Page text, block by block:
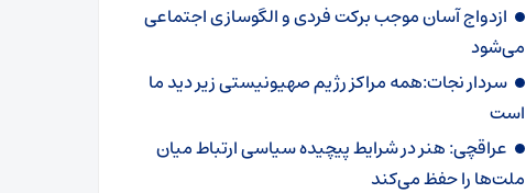
ازدواج آسان موجب برکت فردی و الگوسازی اجتماعی
می‌شود
سردار نجات:همه مراکز رژیم صهیونیستی زیر دید ما
است
عراقچی: هنر در شرایط پیچیده سیاسی ارتباط میان
ملت‌ها را حفظ می‌کند